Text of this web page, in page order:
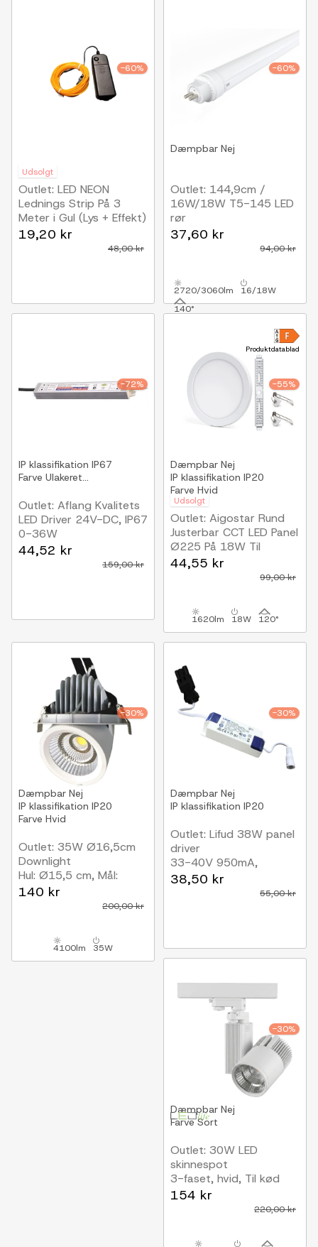
-60%
Udsolgt
Outlet: LED NEON
Lednings Strip På 3
Meter i Gul (Lys + Effekt)
19,20 kr
48,00 kr
-60%
Dæmpbar Nej
Outlet: 144,9cm /
16W/18W T5-145 LED
rør
3300K, 170lm/W
37,60 kr
94,00 kr
2720/3060lm
16/18W
140°
-72%
IP klassifikation IP67
Farve Ulakeret...
Outlet: Aflang Kvalitets
LED Driver 24V-DC, IP67
0-36W
44,52 kr
159,00 kr
Produktdatablad
-55%
Udsolgt
Dæmpbar Nej
IP klassifikation IP20
Farve Hvid
Outlet: Aigostar Rund
Justerbar CCT LED Panel
Ø225 På 18W Til
Indbyg/Påbyg i Hvid
44,55 kr
99,00 kr
1620lm 18W 120°
-30%
Dæmpbar Nej
IP klassifikation IP20
Farve Hvid
Outlet: 35W Ø16,5cm
Downlight
Hul: Ø15,5 cm, Mål:
Ø16,5 cm, Justerbar
140 kr
200,00 kr
4100lm 35W
-30%
Dæmpbar Nej
IP klassifikation IP20
Outlet: Lifud 38W panel
driver
33-40V 950mA,
Wieland GST18i3
38,50 kr
55,00 kr
-30%
Dæmpbar Nej
FarveSort
Outlet: 30W LED
skinnespot
3-faset, hvid, Til kød
154 kr
220,00 kr